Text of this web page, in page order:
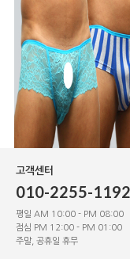
고객센터
010-2255-1192
평일 AM 10:00 - PM 08:00
점심 PM 12:00 - PM 01:00
주말, 공휴일 휴무